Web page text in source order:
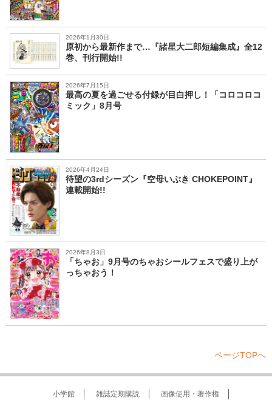
2026年1月30日
原初から最新作まで…『諸星大二郎短編集成』全12
巻、刊行開始!!
2026年7月15日
最高の夏を過ごせる付録が目白押し！「コロコロコ
ミック」8月号
2026年4月24日
待望の3rdシーズン『空母いぶき CHOKEPOINT』
連載開始!!
2026年8月3日
「ちゃお」9月号のちゃおシールフェスで盛り上が
っちゃおう！
ページTOPへ
小学館 雑誌定期購読 画像使用・著作権